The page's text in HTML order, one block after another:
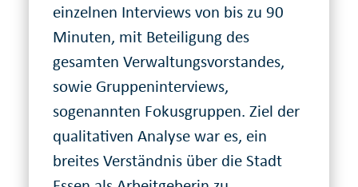
einzelnen Interviews von bis zu 90
Minuten, mit Beteiligung des
gesamten Verwaltungsvorstandes,
sowie Gruppeninterviews,
sogenannten Fokusgruppen. Ziel der
qualitativen Analyse war es, ein
breites Verständnis über die Stadt